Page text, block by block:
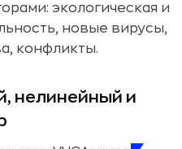
экологическая и
новые вирусы,
конфликты.
нелинейный и